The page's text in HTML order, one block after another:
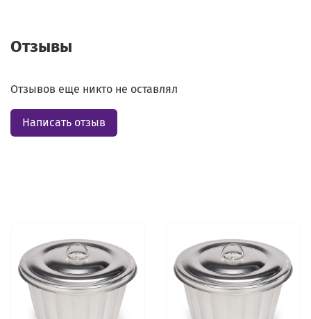
Отзывы
Отзывов еще никто не оставлял
Написать отзыв